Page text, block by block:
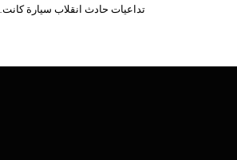
تداعيات حادث انقلاب سيارة كانت…